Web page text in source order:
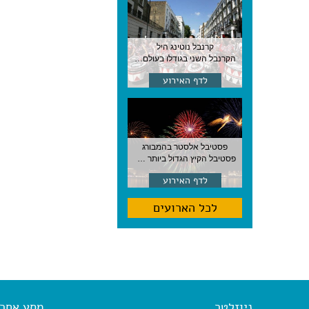
קרנבל נוטינג היל
הקרנבל השני בגודלו בעולם, עם מוזיקה, תהלוכות ותחפושות. לונדון
לדף האירוע
פסטיבל אלסטר בהמבורג
פסטיבל הקיץ הגדול ביותר בהמבורג, סוף אוגוסט, גרמניה
לדף האירוע
לכל הארועים